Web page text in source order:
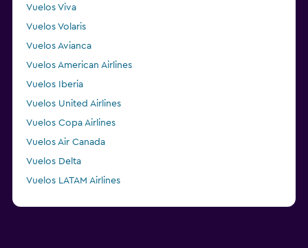
Vuelos Viva
Vuelos Volaris
Vuelos Avianca
Vuelos American Airlines
Vuelos Iberia
Vuelos United Airlines
Vuelos Copa Airlines
Vuelos Air Canada
Vuelos Delta
Vuelos LATAM Airlines